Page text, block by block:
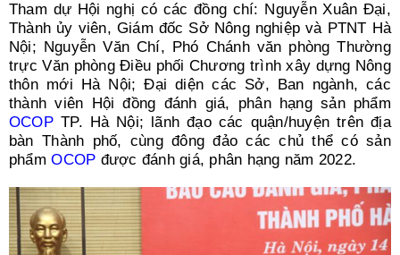
Tham dự Hội nghị có các đồng chí: Nguyễn Xuân Đại,
Thành ủy viên, Giám đốc Sở Nông nghiệp và PTNT Hà
Nội; Nguyễn Văn Chí, Phó Chánh văn phòng Thường
trực Văn phòng Điều phối Chương trình xây dựng Nông
thôn mới Hà Nội; Đại diện các Sở, Ban ngành, các
thành viên Hội đồng đánh giá, phân hạng sản phẩm
OCOP TP. Hà Nội; lãnh đạo các quận/huyện trên địa
bàn Thành phố, cùng đông đảo các chủ thể có sản
phẩmOCOP được đánh giá, phân hạng năm 2022.